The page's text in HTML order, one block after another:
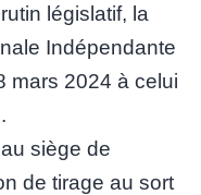
législatif, la
Indépendante
mars 2024 à celui
siège de
de tirage au sort